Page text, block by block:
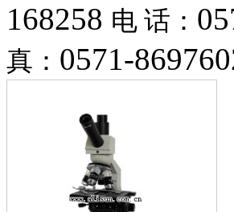
168258 电 话：
真： 0571-